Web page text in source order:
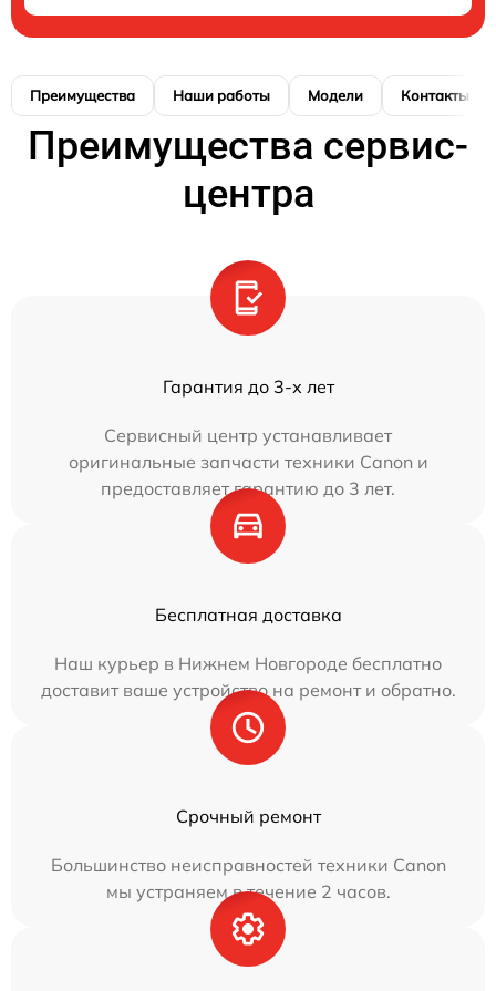
Преимущества Наши работы Модели Контакты
Преимущества сервис-
центра
Гарантия до 3-х лет
Сервисный центр устанавливает
оригинальные запчасти техники Canon и
предоставляет гарантию до 3 лет.
Бесплатная доставка
Наш курьер в Нижнем Новгороде бесплатно
доставит ваше устройство на ремонт и обратно.
Срочный ремонт
Большинство неисправностей техники Canon
мы устраняем в течение 2 часов.